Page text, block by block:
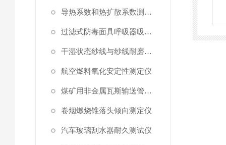
导热系数和热扩散系数测定仪
过滤式防毒面具呼吸器吸附系数测定仪
干湿状态纱线与纱线耐磨性试验仪
航空燃料氧化安定性测定仪
煤矿用非金属瓦斯输送管材耐正压力测试仪
卷烟燃烧锥落头倾向测定仪
汽车玻璃刮水器耐久测试仪